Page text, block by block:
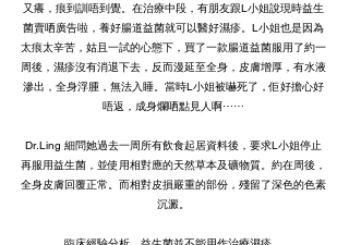
又癢，痕到訓唔到覺。在治療中段，有朋友跟L小姐說現時益生
菌賣哂廣告啦，養好腸道益菌就可以醫好濕疹。L小姐也是因為
太痕太辛苦，姑且一試的心態下，買了一款腸道益菌服用了約一
周後，濕疹沒有消退下去，反而漫延至全身，皮膚增厚，有水液
滲出，全身浮腫，無法入睡。當時L小姐被嚇死了，佢好擔心好
唔返，成身爛哂點見人啊⋯⋯
Dr.Ling 細問她過去一周所有飲食起居資料後，要求L小姐停止
再服用益生菌，並使用相對應的天然草本及礦物質。約在周後，
全身皮膚回覆正常。而相對皮損嚴重的部份，殘留了深色的色素
沉澱。